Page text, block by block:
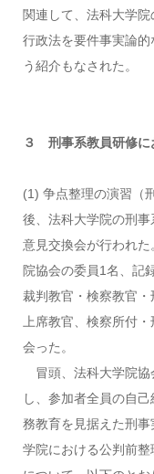
関連して、法科大学
行政法を要件事実論
う紹介もなされた。
３ 刑事系教員研修に
(1) 争点整理の演習（
後、法科大学院の刑
意見交換会が行われ
院協会の委員1名、記
裁判教官・検察教官
上席教官、検察所付
会った。
冒頭、法科大学院協
し、参加者全員の自
務教育を見据えた刑
学院における公判前